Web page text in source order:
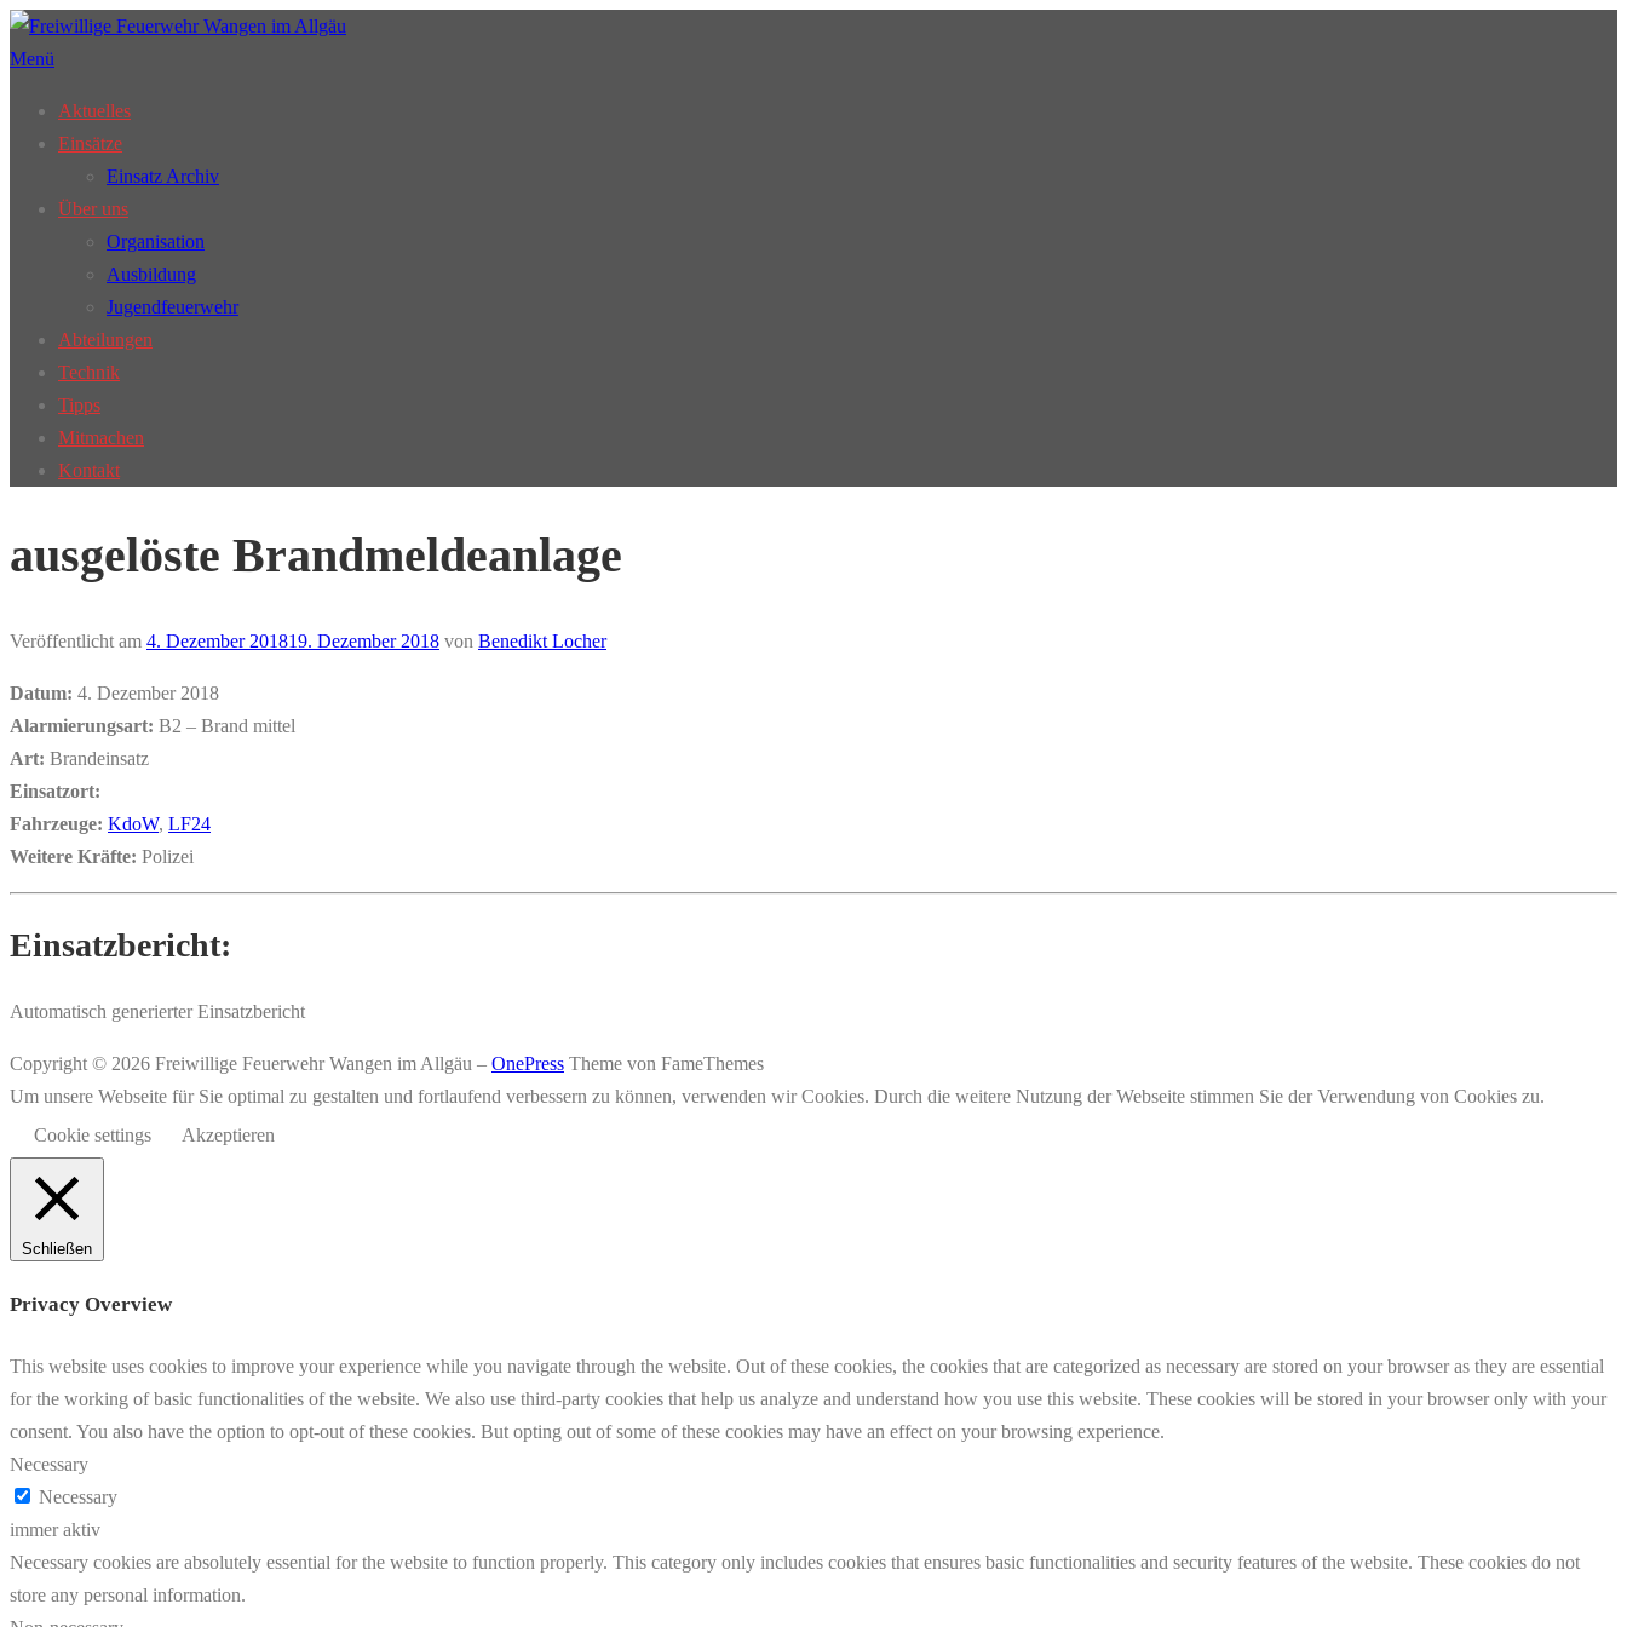
Zum
Inhalt
Menü
Aktuelles
Einsätze
Einsatz Archiv
Über uns
Organisation
Ausbildung
Jugendfeuerwehr
Abteilungen
Technik
Tipps
Mitmachen
Kontakt
ausgelöste Brandmeldeanlage
Veröffentlicht am 4. Dezember 201819. Dezember 2018 von Benedikt Locher
Datum: 4. Dezember 2018
Alarmierungsart: B2 – Brand mittel
Art: Brandeinsatz
Einsatzort:
Fahrzeuge: KdoW, LF24
Weitere Kräfte: Polizei
Einsatzbericht:
Automatisch generierter Einsatzbericht
Copyright © 2026 Freiwillige Feuerwehr Wangen im Allgäu – OnePress Theme von FameThemes
Um unsere Webseite für Sie optimal zu gestalten und fortlaufend verbessern zu können, verwenden wir Cookies. Durch die weitere Nutzung der Webseite stimmen Sie der Verwendung von Cookies zu.
Cookie settings
Akzeptieren
Schließen
Privacy Overview
This website uses cookies to improve your experience while you navigate through the website. Out of these cookies, the cookies that are categorized as necessary are stored on your browser as they are essential
for the working of basic functionalities of the website. We also use third-party cookies that help us analyze and understand how you use this website. These cookies will be stored in your browser only with your
consent. You also have the option to opt-out of these cookies. But opting out of some of these cookies may have an effect on your browsing experience.
Necessary
Necessary
immer aktiv
Necessary cookies are absolutely essential for the website to function properly. This category only includes cookies that ensures basic functionalities and security features of the website. These cookies do not
store any personal information.